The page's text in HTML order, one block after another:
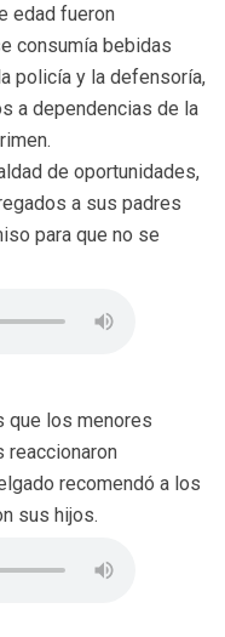
edad fueron
consumía bebidas
policía y la defensoría,
a dependencias de la
de oportunidades,
a sus padres
para que no se
que los menores
reaccionaron
recomendó a los
sus hijos.